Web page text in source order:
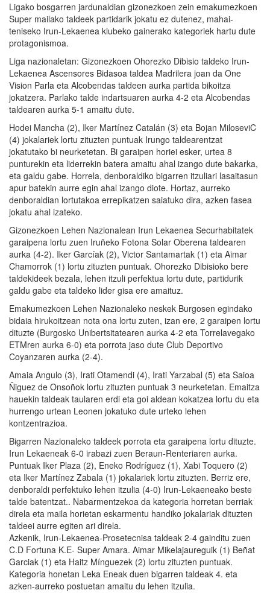
Ligako bosgarren jardunaldian gizonezkoen zein emakumezkoen
Super mailako taldeek partidarik jokatu ez dutenez, mahai-
teniseko Irun-Lekaenea klubeko gainerako kategoriek hartu dute
protagonismoa.
Liga nazionaletan: Gizonezkoen Ohorezko Dibisio taldeko Irun-
Lekaenea Ascensores Bidasoa taldea Madrilera joan da One
Vision Parla eta Alcobendas taldeen aurka partida bikoitza
jokatzera. Parlako talde indartsuaren aurka 4-2 eta Alcobendas
taldearen aurka 5-1 amaitu dute.
Hodei Mancha (2), Iker Martínez Catalán (3) eta Bojan MiloseviC
(4) jokalariek lortu zituzten puntuak Irungo taldearentzat
jokatutako bi neurketetan. Bi garaipen horiei esker, urtea 8
punturekin eta liderrekin batera amaitu ahal izango dute bakarka,
eta galdu gabe. Horrela, denboraldiko bigarren itzuliari lasaitasun
apur batekin aurre egin ahal izango diote. Hortaz, aurreko
denboraldian lortutakoa errepikatzen saiatuko dira, azken fasea
jokatu ahal izateko.
Gizonezkoen Lehen Nazionalean Irun Lekaenea Securhabitatek
garaipena lortu zuen Iruñeko Fotona Solar Oberena taldearen
aurka (4-2). Iker Garcíak (2), Victor Santamartak (1) eta Aimar
Chamorrok (1) lortu zituzten puntuak. Ohorezko Dibisioko bere
taldekideek bezala, lehen itzuli perfektua lortu dute, partidurik
galdu gabe eta taldeko lider gisa ere amaituz.
Emakumezkoen Lehen Nazionaleko neskek Burgosen egindako
bidaia hirukoitzean nota ona lortu zuten, izan ere, 2 garaipen lortu
dituzte (Burgosko Unibertsitatearen aurka 4-2 eta Torrelavegako
ETMren aurka 6-0) eta porrota jaso dute Club Deportivo
Coyanzaren aurka (2-4).
Amaia Angulo (3), Irati Otamendi (4), Irati Yarzabal (5) eta Saioa
Ñiguez de Onsoñok lortu zituzten puntuak 3 neurketetan. Emaitza
hauekin taldeak taularen erdi eta goi aldean kokatzea lortu du eta
hurrengo urtean Leonen jokatuko dute urteko lehen
kontzentrazioa.
Bigarren Nazionaleko taldeek porrota eta garaipena lortu dituzte.
Irun Lekaeneak 6-0 irabazi zuen Beraun-Renteriaren aurka.
Puntuak Iker Plaza (2), Eneko Rodríguez (1), Xabi Toquero (2)
eta Iker Martínez Zabala (1) jokalariek lortu zituzten. Berriz ere,
denboraldi perfektuko lehen itzulia (4-0) Irun-Lekaeneako beste
talde batentzat.. Nabarmentzekoa da kategoria horretan berriak
direla eta maila horietan eskarmentu handiko jokalariak dituzten
taldeei aurre egiten ari direla.
Azkenik, Irun-Lekaenea-Prosetecnisa taldeak 2-4 gainditu zuen
C.D Fortuna K.E- Super Amara. Aimar Mikelajaureguik (1) Beñat
Garciak (1) eta Haitz Mínguezek (2) lortu zituzten puntuak.
Kategoria honetan Leka Eneak duen bigarren taldeak 4. eta
azken-aurreko postuetan amaitu du lehen itzulia.